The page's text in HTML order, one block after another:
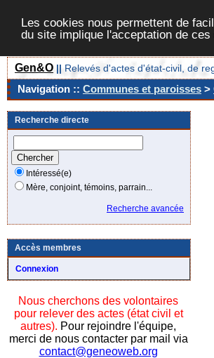
Les cookies nous permettent de
du site implique l'acceptation de ces
Gen&O || Relevés d'actes d'état-civil, de
Navigation :: Communes et paroisses >
Recherche directe
Intéressé(e)
Mère, conjoint, témoins, parrain...
Recherche avancée
Accès membres
Connexion
Nous cherchons des volontaires
pour relever des actes (état civil et
autres). Pour rejoindre l'équipe,
merci de nous contacter par mail via
contact@geneoweb.org